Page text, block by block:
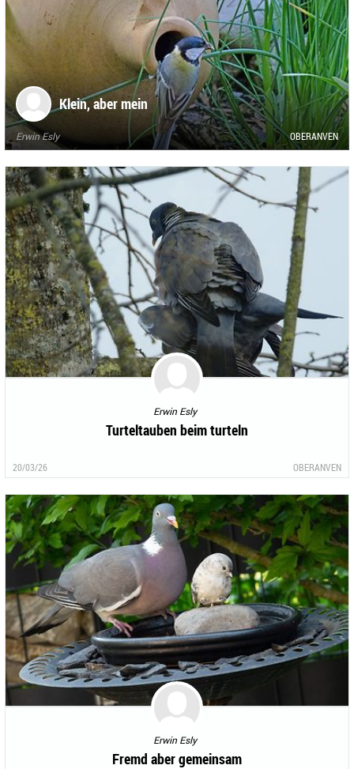
Klein, aber mein
Erwin Esly OBERANVEN
Erwin Esly
Turteltauben beim turteln
20/03/26 OBERANVEN
Erwin Esly
Fremd aber gemeinsam